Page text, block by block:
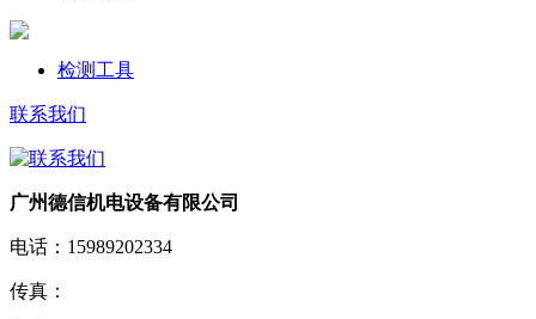
检测工具
联系我们
广州德信机电设备有限公司
电话： 15989202334
传真：